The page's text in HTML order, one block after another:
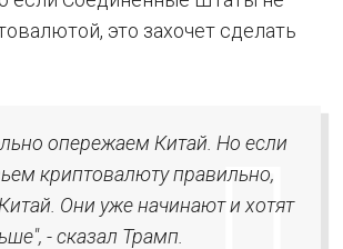
это захочет сделать
опережаем Китай. Но если
криптовалюту правильно,
Они уже начинают и хотят
- сказал Трамп.